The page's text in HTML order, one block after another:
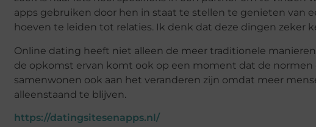
apps gebruiken door hen in staat te stellen te genieten van
hoeven te leiden tot relaties. Ik denk dat deze dingen zeker
Online dating heeft niet alleen de meer traditionele
de opkomst ervan komt ook op een moment dat de
samenwonen ook aan het veranderen zijn omdat meer
alleenstaand te blijven.
https://datingsitesenapps.nl/